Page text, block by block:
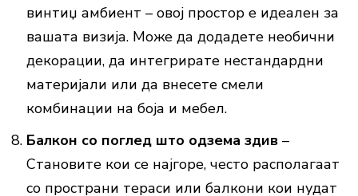
винтиџ амбиент – овој простор е идеален за
вашата визија. Може да додадете необични
декорации, да интегрирате нестандардни
материјали или да внесете смели
комбинации на боја и мебел.
Балкон со поглед што одзема здив –
Становите кои се најгоре, често располагаат
со пространи тераси или балкони кои нудат